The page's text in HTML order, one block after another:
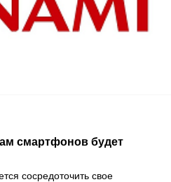
смартфонов будет
сосредоточить свое